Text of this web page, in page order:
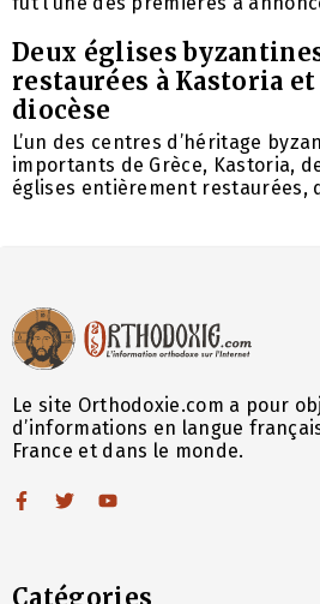
Deux églises
restaurées à Kastoria
diocèse
L’un des centres d’héritage
importants de Grèce, Kastoria,
églises entièrement restaurées,
Le site Orthodoxie.com a pour
d’informations en langue
France et dans le monde.
Catégories